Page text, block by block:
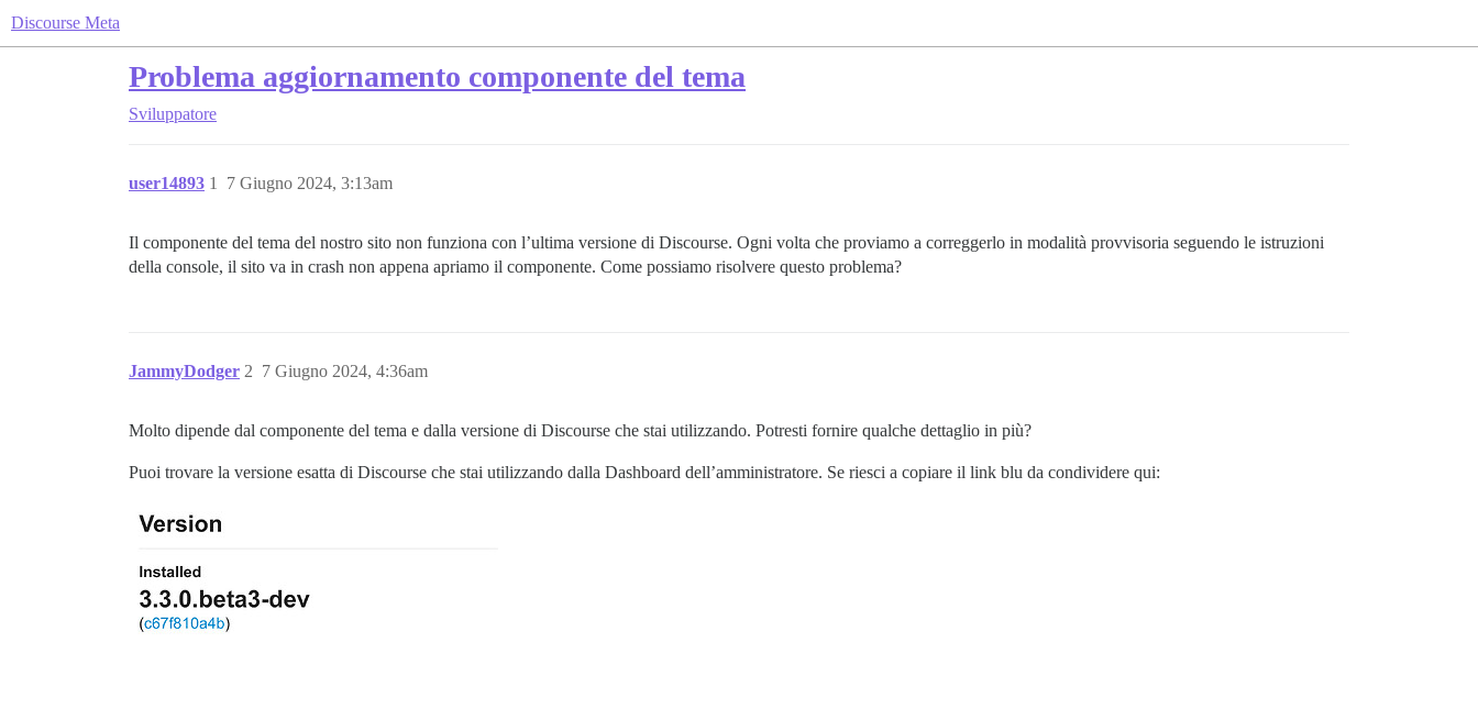
Discourse Meta
Problema aggiornamento componente del tema
Sviluppatore
user14893 7 Giugno 2024, 3:13am
1
Il componente del tema del nostro sito non funziona con l’ultima versione di Discourse. Ogni volta che proviamo a correggerlo in modalità provvisoria seguendo le istruzioni
della console, il sito va in crash non appena apriamo il componente. Come possiamo risolvere questo problema?
JammyDodger 7 Giugno 2024, 4:36am
2
Molto dipende dal componente del tema e dalla versione di Discourse che stai utilizzando. Potresti fornire qualche dettaglio in più?
Puoi trovare la versione esatta di Discourse che stai utilizzando dalla Dashboard dell’amministratore. Se riesci a copiare il link blu da condividere qui: